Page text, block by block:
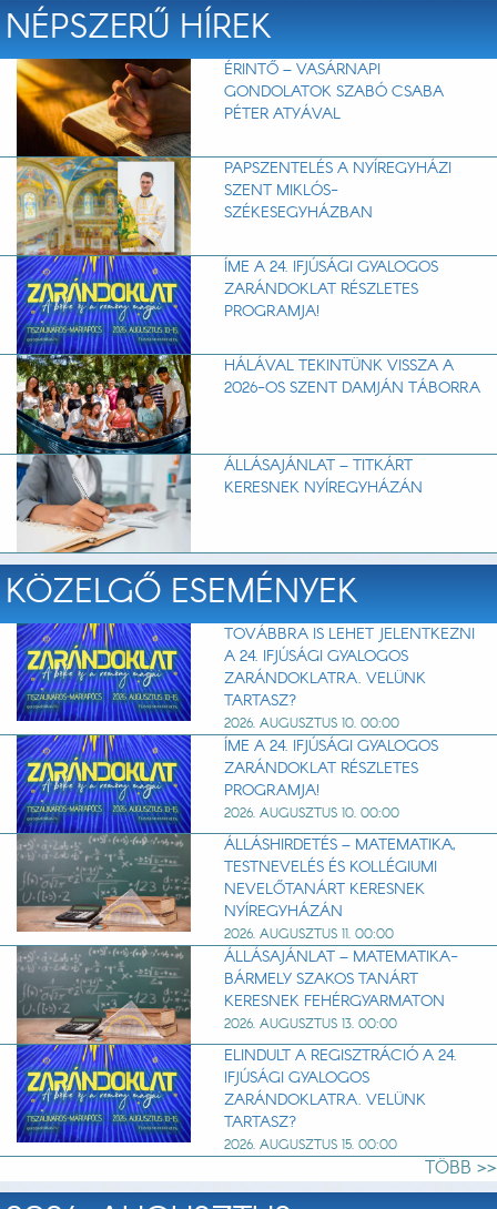
NÉPSZERŰ HÍREK
ÉRINTŐ – VASÁRNAPI
GONDOLATOK SZABÓ CSABA
PÉTER ATYÁVAL
PAPSZENTELÉS A NYÍREGYHÁZI
SZENT MIKLÓS-
SZÉKESEGYHÁZBAN
ÍME A 24. IFJÚSÁGI GYALOGOS
ZARÁNDOKLAT RÉSZLETES
PROGRAMJA!
HÁLÁVAL TEKINTÜNK VISSZA A
2026-OS SZENT DAMJÁN TÁBORRA
ÁLLÁSAJÁNLAT – TITKÁRT
KERESNEK NYÍREGYHÁZÁN
KÖZELGŐ ESEMÉNYEK
TOVÁBBRA IS LEHET JELENTKEZNI
A 24. IFJÚSÁGI GYALOGOS
ZARÁNDOKLATRA. VELÜNK
TARTASZ?
2026. AUGUSZTUS 10. 00:00
ÍME A 24. IFJÚSÁGI GYALOGOS
ZARÁNDOKLAT RÉSZLETES
PROGRAMJA!
2026. AUGUSZTUS 10. 00:00
ÁLLÁSHIRDETÉS – MATEMATIKA,
TESTNEVELÉS ÉS KOLLÉGIUMI
NEVELŐTANÁRT KERESNEK
NYÍREGYHÁZÁN
2026. AUGUSZTUS 11. 00:00
ÁLLÁSAJÁNLAT – MATEMATIKA-
BÁRMELY SZAKOS TANÁRT
KERESNEK FEHÉRGYARMATON
2026. AUGUSZTUS 13. 00:00
ELINDULT A REGISZTRÁCIÓ A 24.
IFJÚSÁGI GYALOGOS
ZARÁNDOKLATRA. VELÜNK
TARTASZ?
2026. AUGUSZTUS 15. 00:00
TÖBB >>